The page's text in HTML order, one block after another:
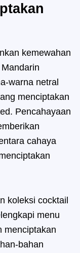
kemewahan
warna netral
menciptakan
Pencahayaan
cahaya
koleksi cocktail
menu
menciptakan
bahan